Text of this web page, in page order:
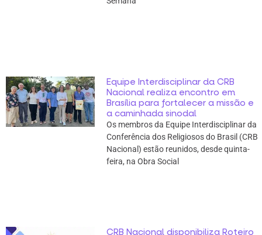
Equipe Interdisciplinar da CRB
Nacional realiza encontro em
Brasília para fortalecer a missão e
a caminhada sinodal
Os membros da Equipe Interdisciplinar da
Conferência dos Religiosos do Brasil (CRB
Nacional) estão reunidos, desde quinta-
feira, na Obra Social
CRB Nacional disponibiliza Roteiro